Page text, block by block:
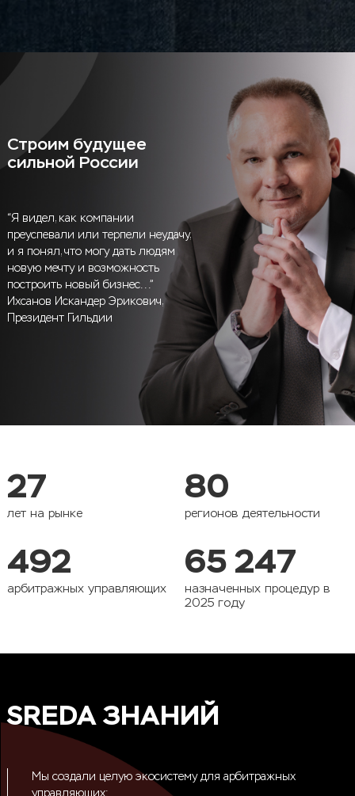
Строим будущее
сильной России
“Я видел, как компании
преуспевали или терпели неудачу,
и я понял, что могу дать людям
новую мечту и возможность
построить новый бизнес...”
Ихсанов Искандер Эрикович,
Президент Гильдии
27
лет на рынке
80
регионов деятельности
492
арбитражных управляющих
65 247
назначенных процедур в
2025 году
SREDA ЗНАНИЙ
Мы создали целую экосистему для арбитражных
управляющих: